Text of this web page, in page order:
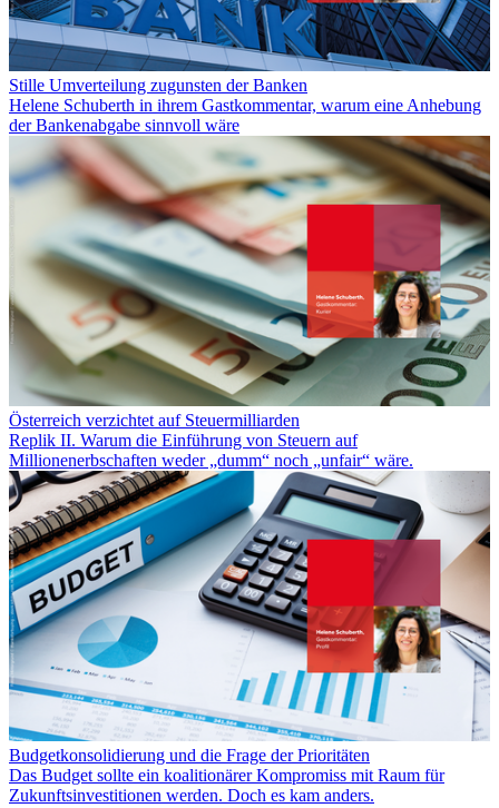
Stille Umverteilung zugunsten der Banken
Helene Schuberth in ihrem Gastkommentar, warum eine Anhebung
der Bankenabgabe sinnvoll wäre
Österreich verzichtet auf Steuermilliarden
Replik II. Warum die Einführung von Steuern auf
Millionenerbschaften weder „dumm“ noch „unfair“ wäre.
Budgetkonsolidierung und die Frage der Prioritäten
Das Budget sollte ein koalitionärer Kompromiss mit Raum für
Zukunftsinvestitionen werden. Doch es kam anders.